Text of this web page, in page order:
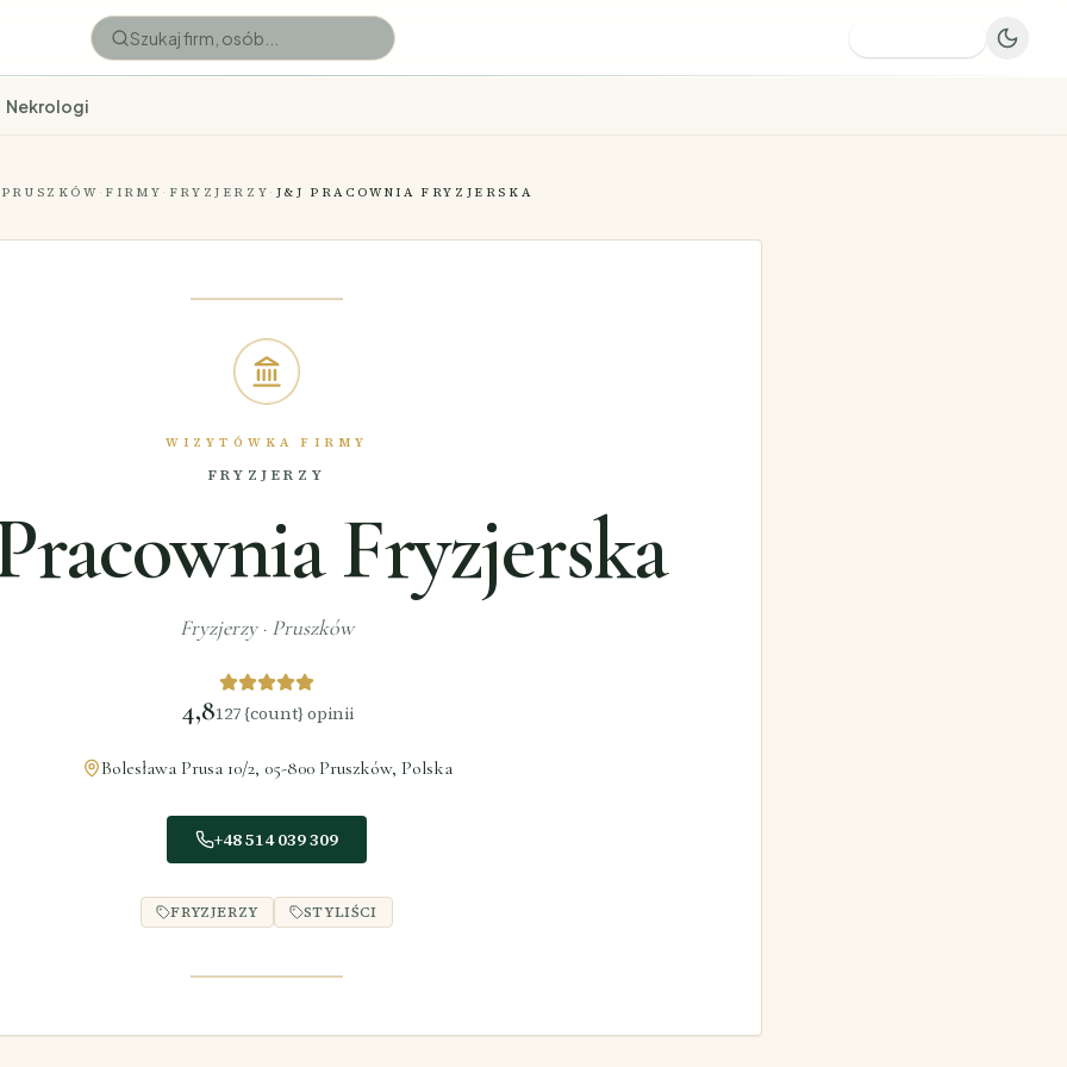
Nekrologi
PRUSZKÓW · FIRMY · FRYZJERZY · J&J PRACOWNIA FRYZJERSKA
WIZYTÓWKA FIRMY
FRYZJERZY
Fryzjerska
Fryzjerzy· Pruszków
4,8127 {count} opinii
Bolesława Prusa 10/2, 05-800 Pruszków, Polska
+48 514 039 309
FRYZJERZY STYLIŚCI